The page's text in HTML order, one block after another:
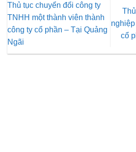
Thủ tục chuyển đổi công ty
TNHH một thành viên thành
công ty cổ phần – Tại Quảng
Ngãi
cổ